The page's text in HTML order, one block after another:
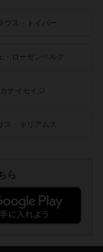
ウス・トイバー
・ローゼンベルク
カナイセイジ
ス・キリアムス
ら